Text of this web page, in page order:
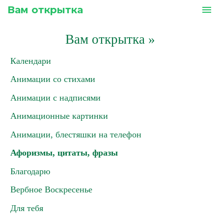
Вам открытка menu
Вам открытка»
Календари
Анимации со стихами
Анимации с надписями
Анимационные картинки
Анимации, блестяшки на телефон
Афоризмы, цитаты, фразы
Благодарю
Вербное Воскресенье
Для тебя